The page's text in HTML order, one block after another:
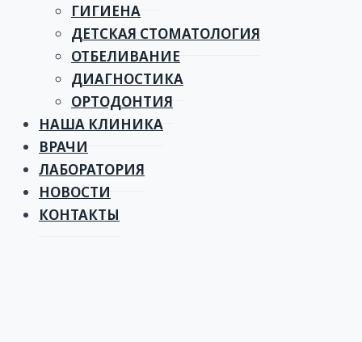
ГИГИЕНА
ДЕТСКАЯ СТОМАТОЛОГИЯ
ОТБЕЛИВАНИЕ
ДИАГНОСТИКА
ОРТОДОНТИЯ
НАША КЛИНИКА
ВРАЧИ
ЛАБОРАТОРИЯ
НОВОСТИ
КОНТАКТЫ